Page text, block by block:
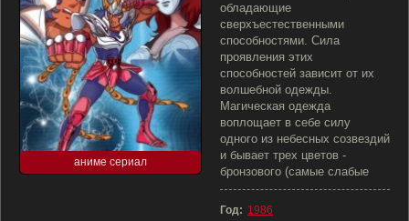
аниме сериал
обладающие
сверхъестественными
способностями. Сила
проявления этих
способностей зависит от их
волшебной одежды.
Магическая одежда
воплощает в себе силу
одного из небесных созвездий
и бывает трех цветов -
бронзового (самые слабые
Год: 1986